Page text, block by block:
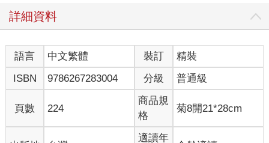
詳細資料
語言 中文繁體 裝訂
精裝
ISBN
9786267283004 分級 普通級
頁數 224
商品規
格
菊8開21*28cm
適讀年